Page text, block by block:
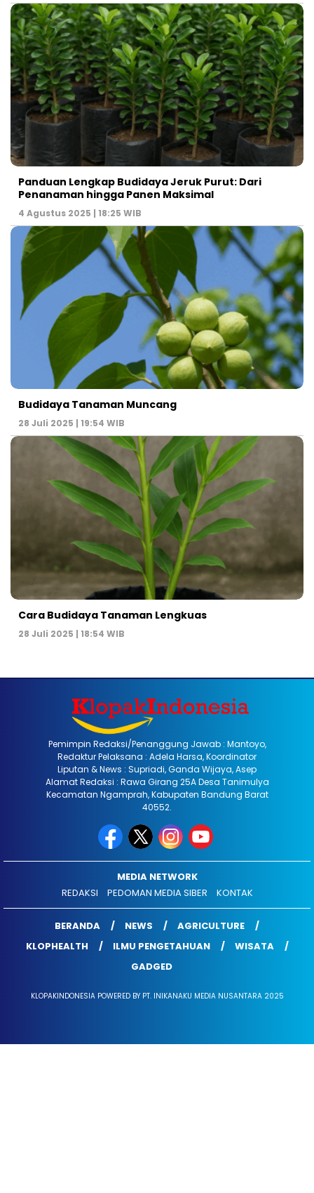
Panduan Lengkap Budidaya Jeruk Purut: Dari
Penanaman hingga Panen Maksimal
4 Agustus 2025 | 18:25 WIB
Budidaya Tanaman Muncang
28 Juli 2025 | 19:54 WIB
Cara Budidaya Tanaman Lengkuas
28 Juli 2025 | 18:54 WIB
Pemimpin Redaksi/Penanggung Jawab : Mantoyo,
Redaktur Pelaksana : Adela Harsa, Koordinator
Liputan & News : Supriadi, Ganda Wijaya, Asep
Alamat Redaksi : Rawa Girang 25A Desa Tanimulya
Kecamatan Ngamprah, Kabupaten Bandung Barat
40552.
MEDIA NETWORK
REDAKSI
PEDOMAN MEDIA SIBER KONTAK
BERANDA NEWS
AGRICULTURE
KLOPHEALTH
ILMU PENGETAHUAN
WISATA
GADGED
KLOPAKINDONESIA POWERED BY PT. INIKANAKU MEDIA NUSANTARA 2025